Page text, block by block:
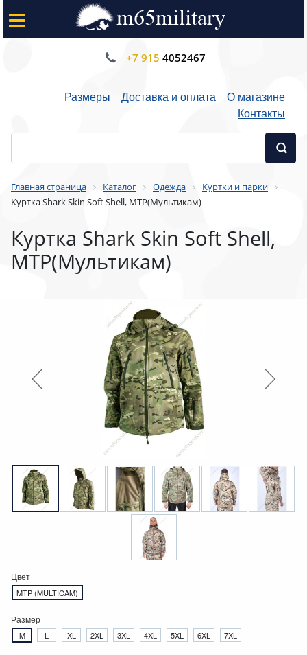
+7 915 4052467
Размеры Доставка и оплата
О магазине
Контакты
Главная страница Каталог Одежда
Куртки и парки
Куртка Shark Skin Soft Shell, MTP(Мультикам)
Куртка Shark Skin Soft Shell,
MTP(Мультикам)
Цвет
MTP (MULTICAM)
Размер
M L XL 2XL 3XL 4XL 5XL 6XL 7XL